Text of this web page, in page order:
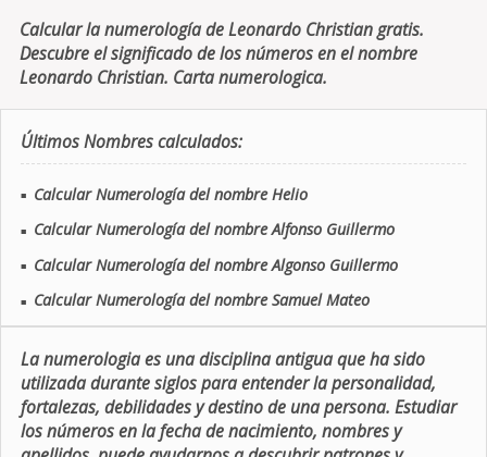
Calcular la numerología de Leonardo Christian gratis.
Descubre el significado de los números en el nombre
Leonardo Christian. Carta numerologica.
Últimos Nombres calculados:
■ Calcular Numerología del nombre Helio
■ Calcular Numerología del nombre Alfonso Guillermo
■ Calcular Numerología del nombre Algonso Guillermo
■ Calcular Numerología del nombre Samuel Mateo
La numerologia es una disciplina antigua que ha sido
utilizada durante siglos para entender la personalidad,
fortalezas, debilidades y destino de una persona. Estudiar
los números en la fecha de nacimiento, nombres y